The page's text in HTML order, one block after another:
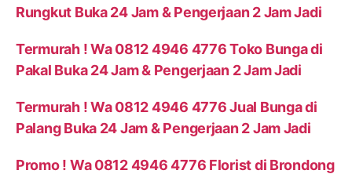
Rungkut Buka 24 Jam & Pengerjaan 2 Jam Jadi
Termurah ! Wa 0812 4946 4776 Toko Bunga di
Pakal Buka 24 Jam & Pengerjaan 2 Jam Jadi
Termurah ! Wa 0812 4946 4776 Jual Bunga di
Palang Buka 24 Jam & Pengerjaan 2 Jam Jadi
Promo ! Wa 0812 4946 4776 Florist di Brondong